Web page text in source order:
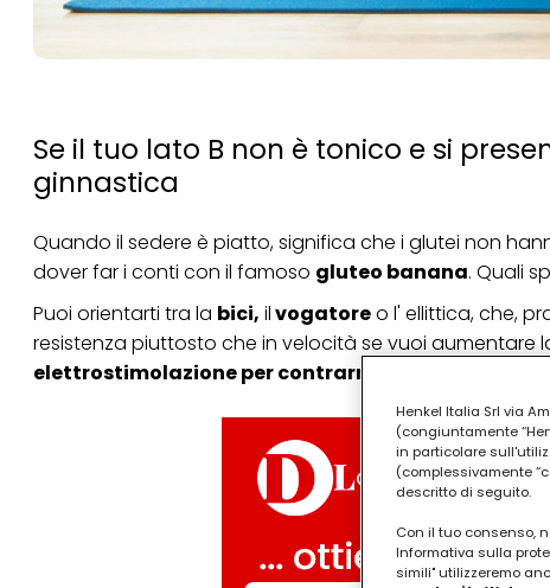
Se il tuo lato B non è tonico e si
ginnastica
Quando il sedere è piatto, significa che i glutei non
dover far i conti con il famoso gluteo banana. Quali
Puoi orientarti tra la bici, ilvogatoreo l' ellittica, che,
resistenza piuttosto che in velocità se vuoi aumentare
elettrostimolazione per contrarre i glutei
Henkel Italia Srl via
(congiuntamente
in particolare
(complessivamente
descritto di seguito.
Con il tuo consenso,
Informativa sulla
simili" utilizzeremo